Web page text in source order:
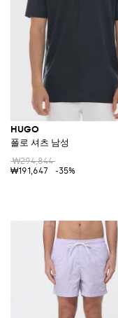
HUGO
폴로 셔츠 남성
₩294,844
₩191,647
-35%